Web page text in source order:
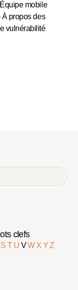
mobile
À propos des
vulnérabilité
clefs
ST U VW X YZ